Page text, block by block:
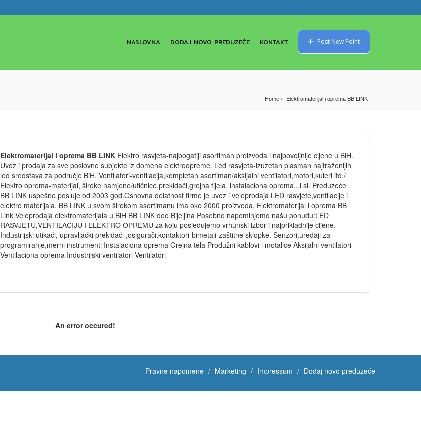
NASLOVNA DODAJ NOVO PREDUZEĆE KONTAKT Post New Point
Home Elektromaterijal i oprema BB LINK
Elektromaterijal i oprema BB LINK Elektro rasvjeta-najbogatiji asortiman proizvoda i najpovoljnije cijene u BiH.
Uvoz i prodaja za sve poslovne subjekte iz domena elektroopreme. Led rasvjeta-izuzetan plasman najtraženijih
led sredstava za područje BiH. Ventilatori-ventilacija,kompletan asortiman/aksijalni ventilatori,motori,kuleri itd./
Elektro oprema-materijal, široke namjene/utičnice,prekidači,grejna tijela, instalaciona oprema...i sl. Preduzeće
BB LINK uspešno posluje od 2003 god.Osnovna delatnost firme je uvoz i veleprodaja LED rasvjete,ventilacije i
elektro materijala. BB LINK u svom širokom asortimanu ima oko 2000 proizvoda. Elektromaterijal i oprema BB
Link Veleprodaja elektromaterijala u BiH BB LINK doo Bijeljina Posebno napominjemo našu ponudu:LED
RASVJETU,VENTILACIJU I ELEKTRO OPREMU za koju posjedujemo vrhunski izbor i najprikladnije cijene.
Industrijski utikači, upravljački prekidači ,osigurači,kontaktori-bimetali-zaštitne sklopke. Senzori,uređaji za
programiranje,merni instrumenti Instalaciona oprema Grejna tela Produžni kablovi i motalice Aksijalni ventilatori
Ventilaciona oprema Industrijski ventilatori Ventilatori
An error occured!
Pravne napomene Marketing Impressum Dodaj novo preduzeće